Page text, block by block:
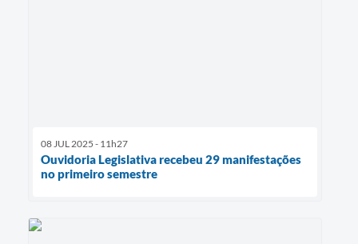
08 JUL 2025 - 11h27
Ouvidoria Legislativa recebeu 29 manifestações
no primeiro semestre